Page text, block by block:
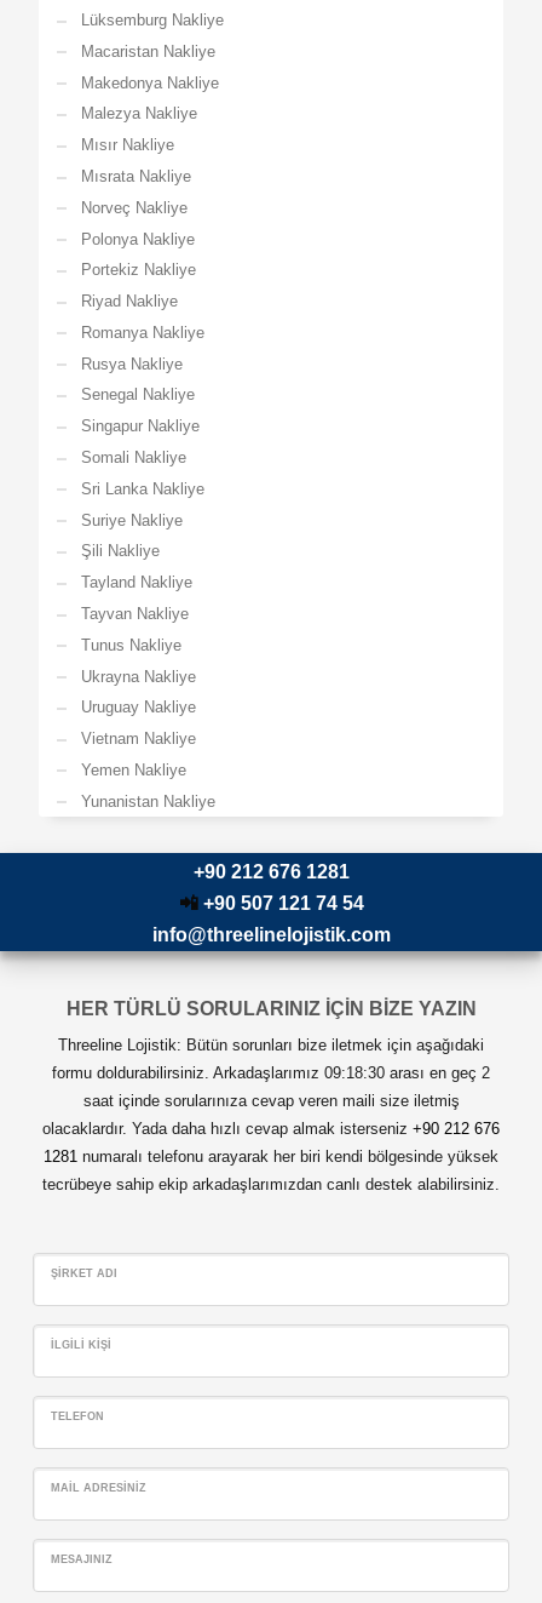
Lüksemburg Nakliye
Macaristan Nakliye
Makedonya Nakliye
Malezya Nakliye
Mısır Nakliye
Mısrata Nakliye
Norveç Nakliye
Polonya Nakliye
Portekiz Nakliye
Riyad Nakliye
Romanya Nakliye
Rusya Nakliye
Senegal Nakliye
Singapur Nakliye
Somali Nakliye
Sri Lanka Nakliye
Suriye Nakliye
Şili Nakliye
Tayland Nakliye
Tayvan Nakliye
Tunus Nakliye
Ukrayna Nakliye
Uruguay Nakliye
Vietnam Nakliye
Yemen Nakliye
Yunanistan Nakliye
+90 212 676 1281
📲 +90 507 121 74 54
info@threelinelojistik.com
HER TÜRLÜ SORULARINIZ İÇİN BİZE YAZIN
Threeline Lojistik: Bütün sorunları bize iletmek için aşağıdaki
formu doldurabilirsiniz. Arkadaşlarımız 09:18:30 arası en geç 2
saat içinde sorularınıza cevap veren maili size iletmiş
olacaklardır. Yada daha hızlı cevap almak isterseniz +90 212 676
1281 numaralı telefonu arayarak her biri kendi bölgesinde yüksek
tecrübeye sahip ekip arkadaşlarımızdan canlı destek alabilirsiniz.
ŞIRKET ADI
İLGILI KIŞI
TELEFON
MAIL ADRESINIZ
MESAJINIZ